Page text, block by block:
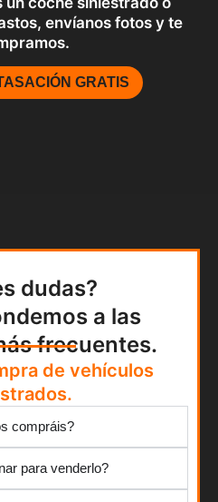
envíanos fotos y te
GRATIS
dudas?
a las
frecuentes.
de vehículos
compráis?
para venderlo?